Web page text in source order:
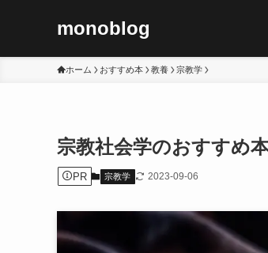
monoblog
ホーム おすすめ本 教養 宗教学
宗教社会学のおすすめ
PR 宗教学 2023-09-06